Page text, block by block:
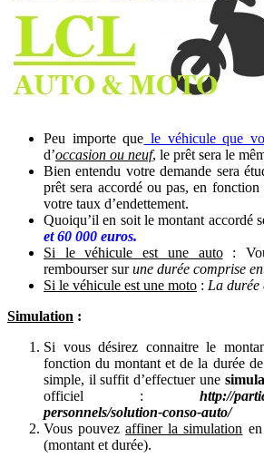
Peu importe que le véhicule que
d’occasion ou neuf, le prêt sera le
Bien entendu votre demande sera
prêt sera accordé ou pas, en fonction
votre taux d’endettement.
Quoiqu’il en soit le montant accordé
et 60 000 euros.
Si le véhicule est une auto:
rembourser surune durée comprise
Si le véhicule est une moto : La durée
Simulation :
Si vous désirez connaitre le
fonction du montant et de la durée
simple, il suffit d’effectuer une
officiel : http://
personnels/solution-conso-auto/
Vous pouvezaffiner la simulation
(montant et durée).